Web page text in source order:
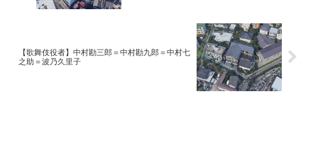
【歌舞伎役者】中村勘三郎＝中村勘九郎＝中村七
之助＝波乃久里子